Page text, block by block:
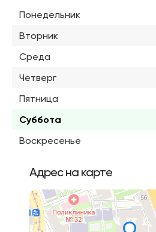
Понедельник
Вторник
Среда
Четверг
Пятница
Суббота
Воскресенье
Адрес на карте